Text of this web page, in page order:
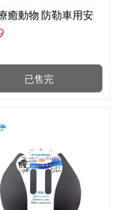
已售完
癒動物 防勒車用安
-黑貓咪 HG-SB-01